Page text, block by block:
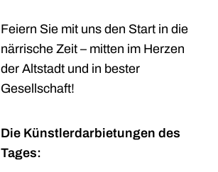
Feiern Sie mit uns den Start in die
närrische Zeit – mitten im Herzen
der Altstadt und in bester
Gesellschaft!
Die Künstlerdarbietungen des
Tages: